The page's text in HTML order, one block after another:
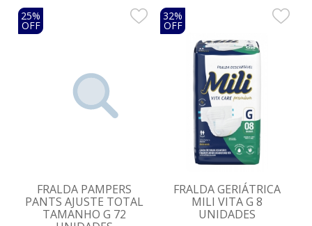
25%
OFF
FRALDA PAMPERS
PANTS AJUSTE TOTAL
TAMANHO G 72
32%
OFF
FRALDA GERIÁTRICA
MILI VITA G 8
UNIDADES